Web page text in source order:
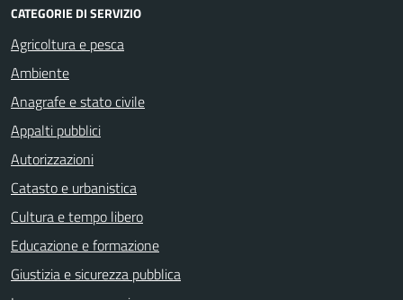
CATEGORIE DI SERVIZIO
Agricoltura e pesca
Ambiente
Anagrafe e stato civile
Appalti pubblici
Autorizzazioni
Catasto e urbanistica
Cultura e tempo libero
Educazione e formazione
Giustizia e sicurezza pubblica